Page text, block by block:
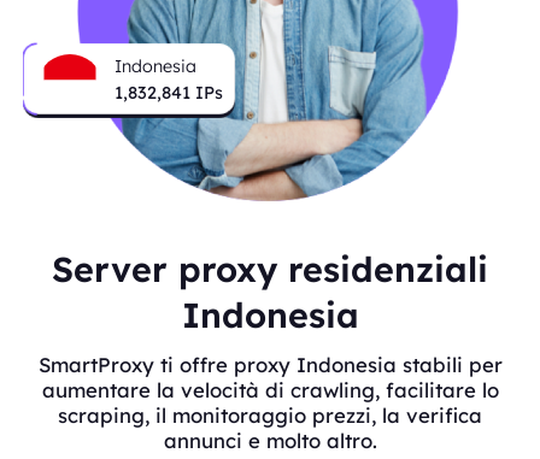
Indonesia
1,834,639 IPs
Server proxy residenziali
Indonesia
SmartProxy ti offre proxy Indonesia stabili per
aumentare la velocità di crawling, facilitare lo
scraping, il monitoraggio prezzi, la verifica
annunci e molto altro.